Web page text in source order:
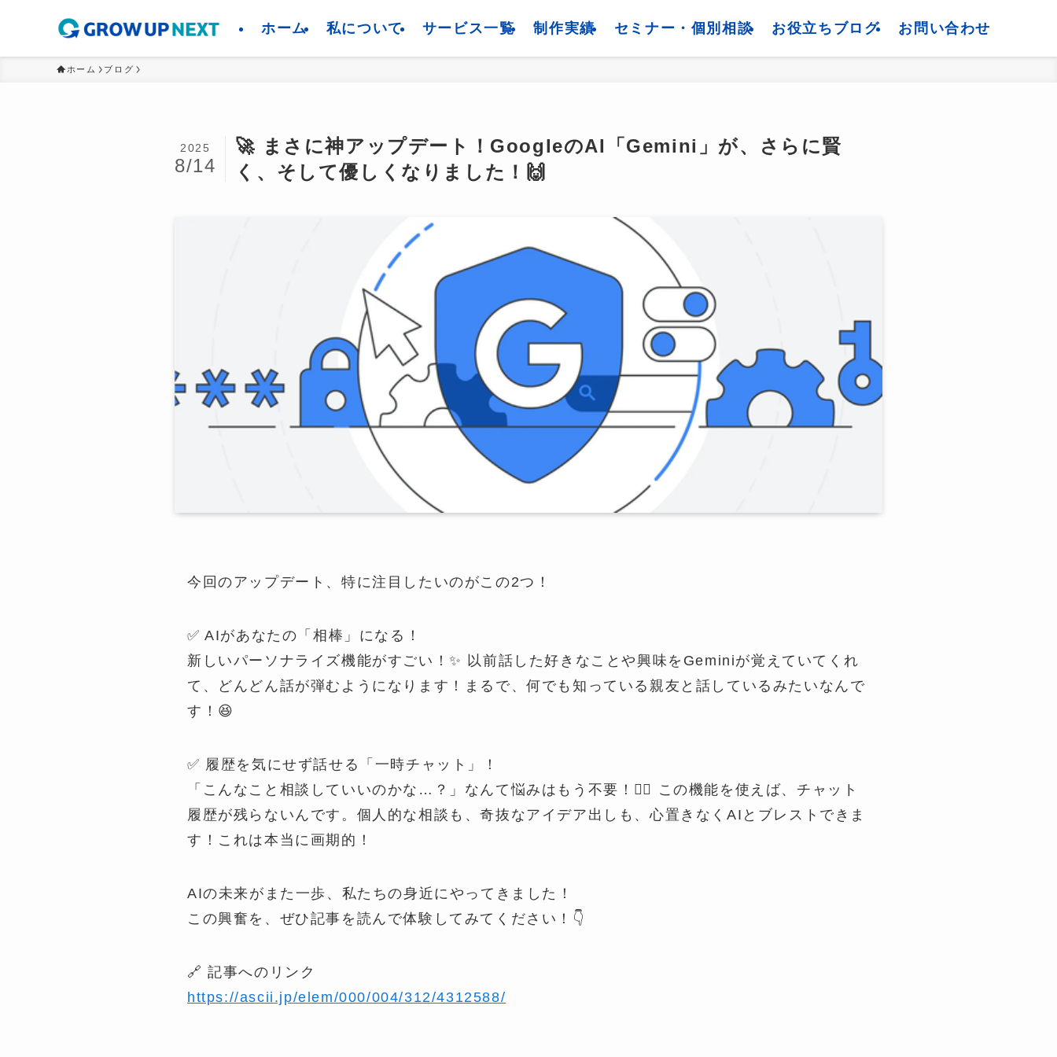
ホーム 私について サービス一覧 制作実績 セミナー・個別相談 お役立ちブログ お問い合わせ
ホーム ブログ
🚀 まさに神アップデート！GoogleのAI「Gemini」が、さらに賢
く、そして優しくなりました！🙌
2025
8/14
今回のアップデート、特に注目したいのがこの2つ！
✅ AIがあなたの「相棒」になる！
新しいパーソナライズ機能がすごい！✨ 以前話した好きなことや興味をGeminiが覚えていてくれ
て、どんどん話が弾むようになります！まるで、何でも知っている親友と話しているみたいなんで
す！😆
✅ 履歴を気にせず話せる「一時チャット」！
「こんなこと相談していいのかな…？」なんて悩みはもう不要！🙅‍♀️ この機能を使えば、チャット
履歴が残らないんです。個人的な相談も、奇抜なアイデア出しも、心置きなくAIとブレストできま
す！これは本当に画期的！
AIの未来がまた一歩、私たちの身近にやってきました！
この興奮を、ぜひ記事を読んで体験してみてください！👇
🔗 記事へのリンク
https://ascii.jp/elem/000/004/312/4312588/